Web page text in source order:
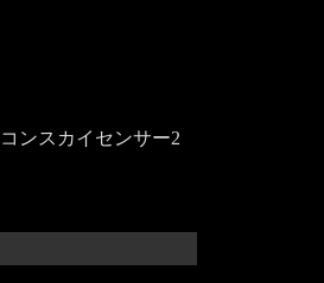
ンスカイセンサー2